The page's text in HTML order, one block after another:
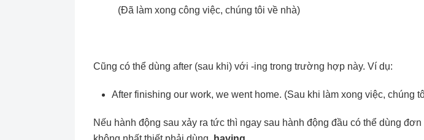
(Đã làm xong công việc, chúng tôi về nhà)
Cũng có thể dùng after (sau khi) với -ing trong trường hợp này. Ví dụ:
After finishing our work, we went home. (Sau khi làm xong việc, chúng
Nếu hành động sau xảy ra tức thì ngay sau hành động đầu có thể dùng